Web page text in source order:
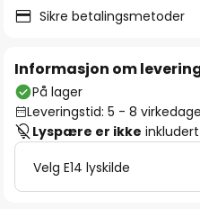
Sikre betalingsmetoder
Informasjon om
På lager
Leveringstid: 5 - 8
Lyspære er ikke inkludert
Velg E14 lyskilde